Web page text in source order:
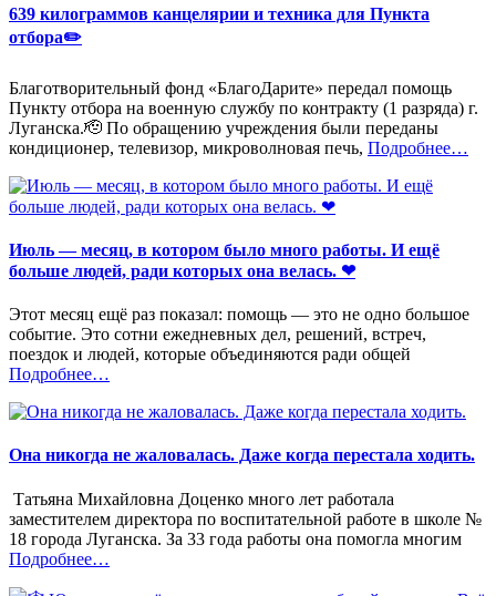
639 килограммов канцелярии и техника для Пункта
отбора✏️
Благотворительный фонд «БлагоДарите» передал помощь
Пункту отбора на военную службу по контракту (1 разряда) г.
Луганска.🫡 По обращению учреждения были переданы
кондиционер, телевизор, микроволновая печь, Подробнее«%s»
…
Июль — месяц, в котором было много работы. И ещё
больше людей, ради которых она велась. ❤
Этот месяц ещё раз показал: помощь — это не одно большое
событие. Это сотни ежедневных дел, решений, встреч,
поездок и людей, которые объединяются ради общей
Подробнее«%s»
…
Она никогда не жаловалась. Даже когда перестала ходить.
‍ Татьяна Михайловна Доценко много лет работала
заместителем директора по воспитательной работе в школе №
18 города Луганска. За 33 года работы она помогла многим
Подробнее«%s»
…